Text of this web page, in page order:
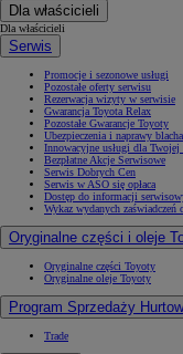
Dla właścicieli
Dla właścicieli
Serwis
Promocje i sezonowe usługi
Pozostałe oferty serwisu
Rezerwacja wizyty w serwisie
Gwarancja Toyota Relax
Pozostałe Gwarancje Toyoty
Ubezpieczenia i naprawy
Innowacyjne usługi dla
Bezpłatne Akcje Serwisowe
Serwis Dobrych Cen
Serwis w ASO się opłaca
Dostęp do informacji
Wykaz wydanych
Oryginalne części i oleje
Oryginalne części Toyoty
Oryginalne oleje Toyoty
Program Sprzedaży
Trade